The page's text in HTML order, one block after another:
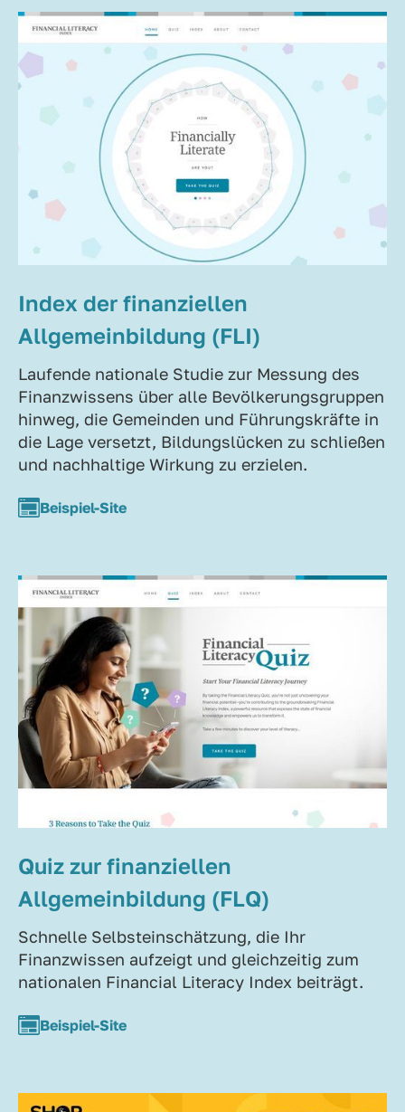
Index der finanziellen
Allgemeinbildung (FLI)
Laufende nationale Studie zur Messung des
Finanzwissens über alle Bevölkerungsgruppen
hinweg, die Gemeinden und Führungskräfte in
die Lage versetzt, Bildungslücken zu schließen
und nachhaltige Wirkung zu erzielen.
Beispiel-Site
Quiz zur finanziellen
Allgemeinbildung (FLQ)
Schnelle Selbsteinschätzung, die Ihr
Finanzwissen aufzeigt und gleichzeitig zum
nationalen Financial Literacy Index beiträgt.
Beispiel-Site